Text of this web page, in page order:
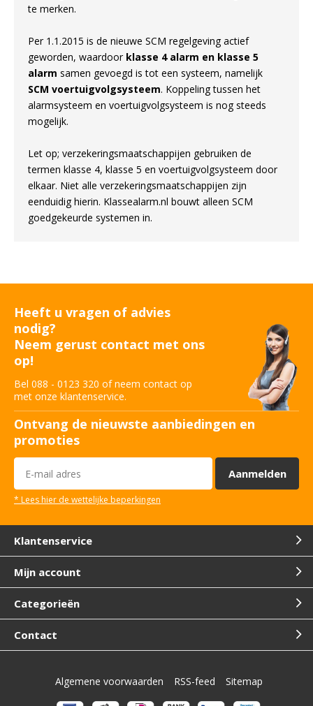
te merken.
Per 1.1.2015 is de nieuwe SCM regelgeving actief
geworden, waardoor klasse 4 alarm en klasse 5
alarm samen gevoegd is tot een systeem, namelijk
SCM voertuigvolgsysteem. Koppeling tussen het
alarmsysteem en voertuigvolgsysteem is nog steeds
mogelijk.
Let op; verzekeringsmaatschappijen gebruiken de
termen klasse 4, klasse 5 en voertuigvolgsysteem door
elkaar. Niet alle verzekeringsmaatschappijen zijn
eenduidig hierin. Klassealarm.nl bouwt alleen SCM
goedgekeurde systemen in.
Heeft u vragen of advies
nodig?
Neem gerust contact met ons
op!
Bel 088 - 0123 320 of neem contact op
met onze klantenservice.
Ontvang de nieuwste aanbiedingen en
promoties
Aanmelden
* Lees hier de wettelijke beperkingen
Klantenservice
Mijn account
Categorieën
Contact
Algemene voorwaarden RSS-feed Sitemap